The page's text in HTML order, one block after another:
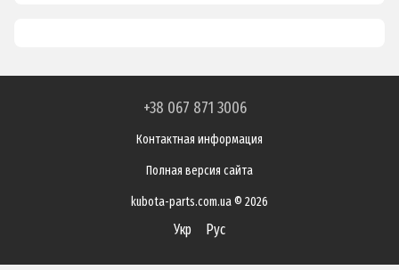
+38 067 871 3006
Контактная информация
Полная версия сайта
kubota-parts.com.ua © 2026
Укр Рус